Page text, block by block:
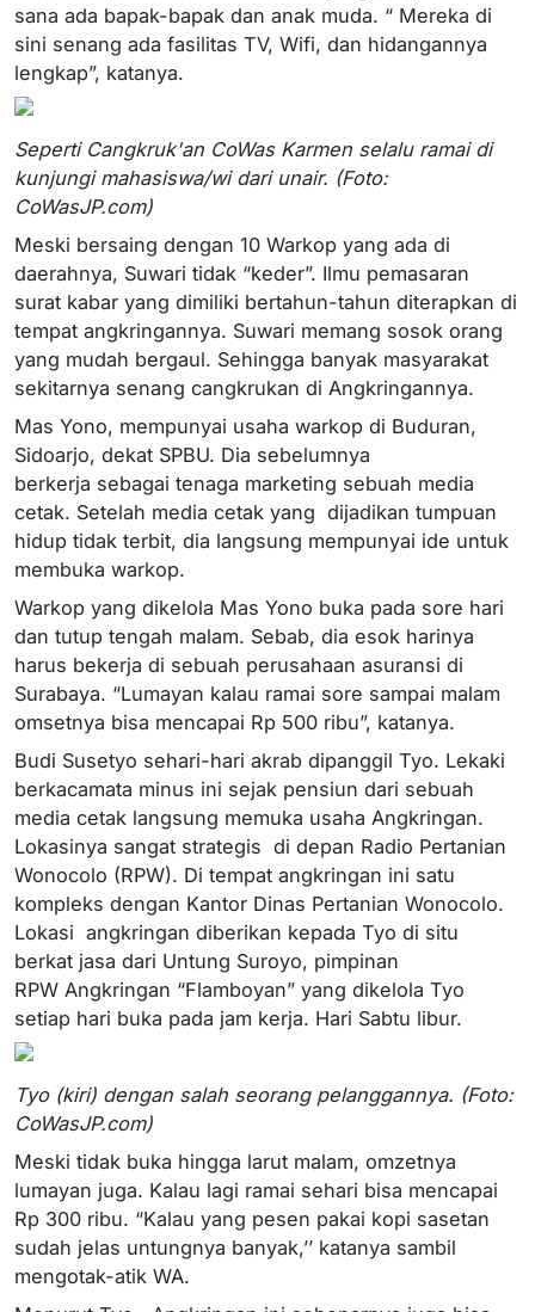
sana ada bapak-bapak dan anak muda. “ Mereka di
sini senang ada fasilitas TV, Wifi, dan hidangannya
lengkap”, katanya.
Seperti Cangkruk'an CoWas Karmen selalu ramai di
kunjungi mahasiswa/wi dari unair. (Foto:
CoWasJP.com)
Meski bersaing dengan 10 Warkop yang ada di
daerahnya, Suwari tidak “keder”. Ilmu pemasaran
surat kabar yang dimiliki bertahun-tahun diterapkan di
tempat angkringannya. Suwari memang sosok orang
yang mudah bergaul. Sehingga banyak masyarakat
sekitarnya senang cangkrukan di Angkringannya.
Mas Yono, mempunyai usaha warkop di Buduran,
Sidoarjo, dekat SPBU. Dia sebelumnya
berkerja sebagai tenaga marketing sebuah media
cetak. Setelah media cetak yang dijadikan tumpuan
hidup tidak terbit, dia langsung mempunyai ide untuk
membuka warkop.
Warkop yang dikelola Mas Yono buka pada sore hari
dan tutup tengah malam. Sebab, dia esok harinya
harus bekerja di sebuah perusahaan asuransi di
Surabaya. “Lumayan kalau ramai sore sampai malam
omsetnya bisa mencapai Rp 500 ribu”, katanya.
Budi Susetyo sehari-hari akrab dipanggil Tyo. Lekaki
berkacamata minus ini sejak pensiun dari sebuah
media cetak langsung memuka usaha Angkringan.
Lokasinya sangat strategis di depan Radio Pertanian
Wonocolo (RPW). Di tempat angkringan ini satu
kompleks dengan Kantor Dinas Pertanian Wonocolo.
Lokasi angkringan diberikan kepada Tyo di situ
berkat jasa dari Untung Suroyo, pimpinan
RPW Angkringan “Flamboyan” yang dikelola Tyo
setiap hari buka pada jam kerja. Hari Sabtu libur.
Tyo (kiri) dengan salah seorang pelanggannya. (Foto:
CoWasJP.com)
Meski tidak buka hingga larut malam, omzetnya
lumayan juga. Kalau lagi ramai sehari bisa mencapai
Rp 300 ribu. “Kalau yang pesen pakai kopi sasetan
sudah jelas untungnya banyak,’’ katanya sambil
mengotak-atik WA.